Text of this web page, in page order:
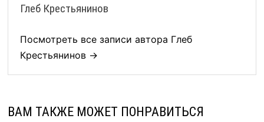
Глеб Крестьянинов
Посмотреть все записи автора Глеб
Крестьянинов →
ВАМ ТАКЖЕ МОЖЕТ ПОНРАВИТЬСЯ